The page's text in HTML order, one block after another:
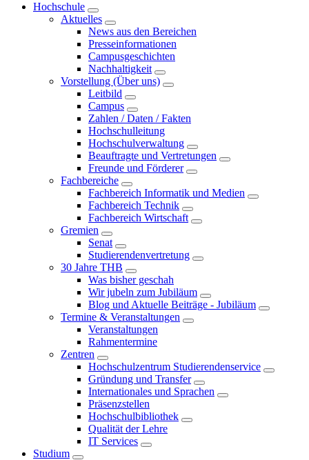
Hochschule
Aktuelles
News aus den Bereichen
Presseinformationen
Campusgeschichten
Nachhaltigkeit
Vorstellung (Über uns)
Leitbild
Campus
Zahlen / Daten / Fakten
Hochschulleitung
Hochschulverwaltung
Beauftragte und Vertretungen
Freunde und Förderer
Fachbereiche
Fachbereich Informatik und Medien
Fachbereich Technik
Fachbereich Wirtschaft
Gremien
Senat
Studierendenvertretung
30 Jahre THB
Was bisher geschah
Wir jubeln zum Jubiläum
Blog und Aktuelle Beiträge - Jubiläum
Termine & Veranstaltungen
Veranstaltungen
Rahmentermine
Zentren
Hochschulzentrum Studierendenservice
Gründung und Transfer
Internationales und Sprachen
Präsenzstellen
Hochschulbibliothek
Qualität der Lehre
IT Services
Studium